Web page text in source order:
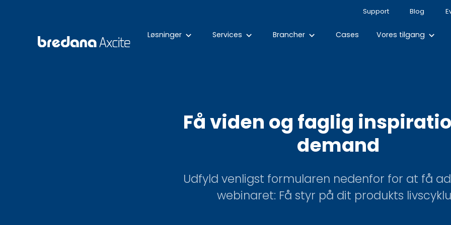
Løsninger keyboard_arrow_down Services keyboard_arrow_down Brancher keyboard_arrow_down Cases Vores tilgang keyboard_arrow_down
Support Blog
Få viden og faglig
demand
Udfyld venligst formularen nedenfor for at få
webinaret: Få styr på dit produkts